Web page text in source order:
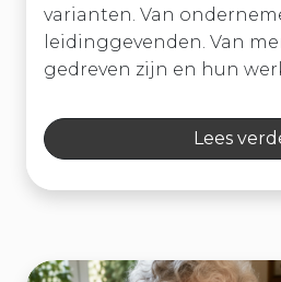
varianten. Van
leidinggevenden. Van
gedreven zijn en hun
Lees